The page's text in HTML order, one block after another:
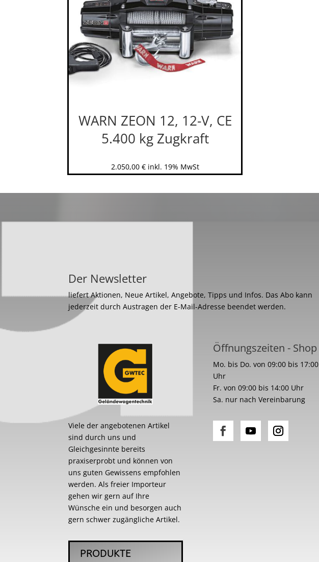
WARN ZEON 12, 12-V, CE
5.400 kg Zugkraft
2.050,00 € inkl. 19% MwSt
Der Newsletter
liefert Aktionen, Neue Artikel, Angebote, Tipps und Infos. Das Abo kann
jederzeit durch Austragen der E-Mail-Adresse beendet werden.
Viele der angebotenen Artikel
sind durch uns und
Gleichgesinnte bereits
praxiserprobt und können von
uns guten Gewissens empfohlen
werden. Als freier Importeur
gehen wir gern auf Ihre
Wünsche ein und besorgen auch
gern schwer zugängliche Artikel.
PRODUKTE
Öffnungszeiten - Shop
Mo. bis Do. von 09:00 bis 17:00
Uhr
Fr. von 09:00 bis 14:00 Uhr
Sa. nur nach Vereinbarung